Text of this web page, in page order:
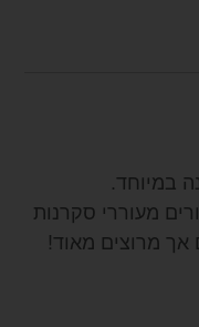
במיוחד.
מעוררי סקרנות
אך מרוצים מאוד!